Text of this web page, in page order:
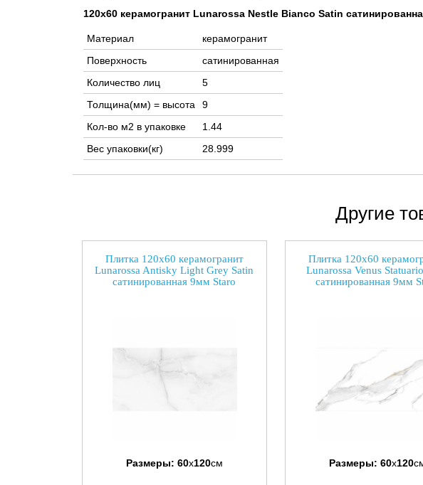
120x60 керамогранит Lunarossa Nestle Bianco Satin
Материал
керамогранит
Поверхность
сатинированная
Количество лиц
5
Толщина(мм) = высота
9
Кол-во м2 в упаковке
1.44
Вес упаковки(кг)
28.999
Другие
Плитка 120x60 керамогранит
Lunarossa Antisky Light Grey Satin
сатинированная 9мм Staro
Размеры: 60x120см
Плитка 120x60
Lunarossa Venus
сатинированная 9мм
Размеры: 60x120